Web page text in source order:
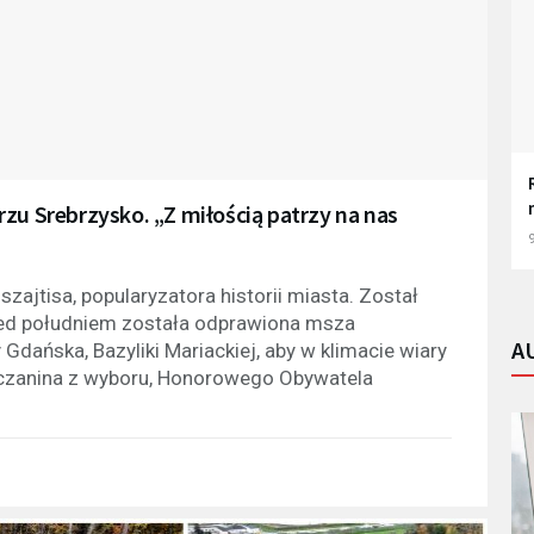
Srebrzysko. „Z miłością patrzy na nas
popularyzatora historii miasta. Został
południem została odprawiona msza
Bazyliki Mariackiej, aby w klimacie wiary
z wyboru, Honorowego Obywatela